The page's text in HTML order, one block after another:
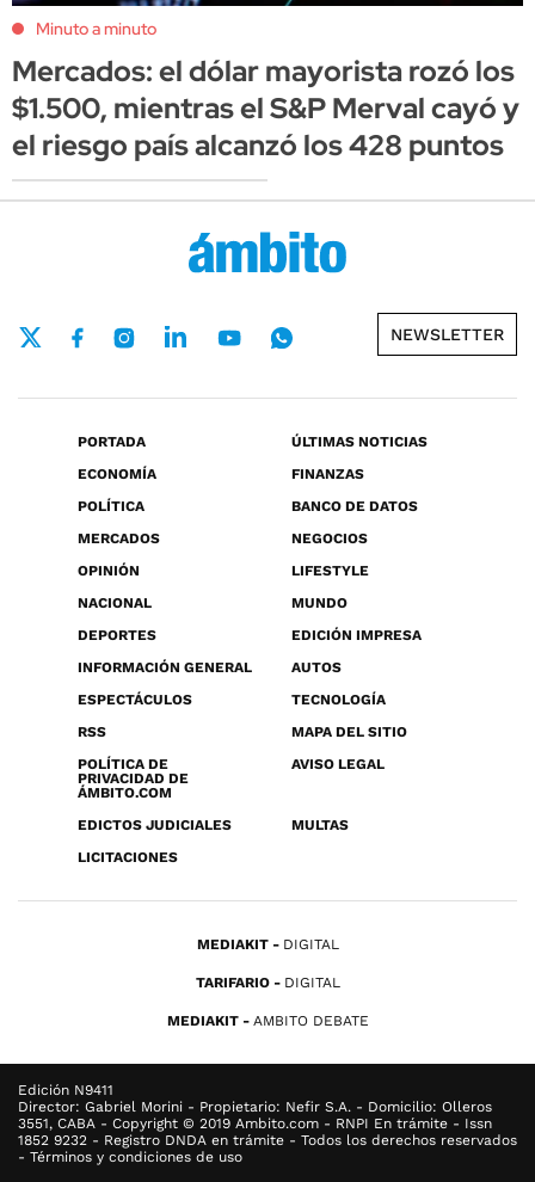
Minuto a minuto
Mercados: el dólar mayorista rozó los
$1.500, mientras el S&P Merval cayó y
el riesgo país alcanzó los 428 puntos
NEWSLETTER
PORTADA
ÚLTIMAS NOTICIAS
ECONOMÍA
FINANZAS
POLÍTICA
BANCO DE DATOS
MERCADOS
NEGOCIOS
OPINIÓN
LIFESTYLE
NACIONAL
MUNDO
DEPORTES
EDICIÓN IMPRESA
INFORMACIÓN GENERAL
AUTOS
ESPECTÁCULOS
TECNOLOGÍA
RSS
MAPA DEL SITIO
POLÍTICA DE
PRIVACIDAD DE
ÁMBITO.COM
AVISO LEGAL
EDICTOS JUDICIALES
MULTAS
LICITACIONES
MEDIAKIT DIGITAL
TARIFARIO DIGITAL
MEDIAKIT AMBITO DEBATE
Edición N9411
Director: Gabriel Morini - Propietario: Nefir S.A. - Domicilio: Olleros
3551, CABA - Copyright © 2019 Ambito.com - RNPI En trámite - Issn
1852 9232 - Registro DNDA en trámite - Todos los derechos reservados
- Términos y condiciones de uso